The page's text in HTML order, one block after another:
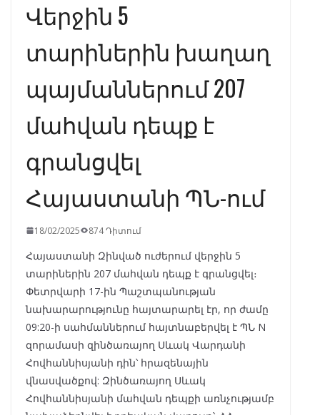
Վերջին 5
տարիներին խաղաղ
պայմաններում 207
մահվան դեպք է
գրանցվել
Հայաստանի ՊՆ-ում
18/02/2025 874 Դիտում
Հայաստանի Զինված ուժերում վերջին 5
տարիներին 207 մահվան դեպք է գրանցվել։
Փետրվարի 17-ին Պաշտպանության
նախարարությունը հայտարարել էր, որ ժամը
09:20-ի սահմաններում հայտնաբերվել է ՊՆ N
զորամասի զինծառայող Սևակ Վարդանի
Հովհաննիսյանի դին՝ հրազենային
վնասվածքով: Զինծառայող Սևակ
Հովհաննիսյանի մահվան դեպքի առնչությամբ